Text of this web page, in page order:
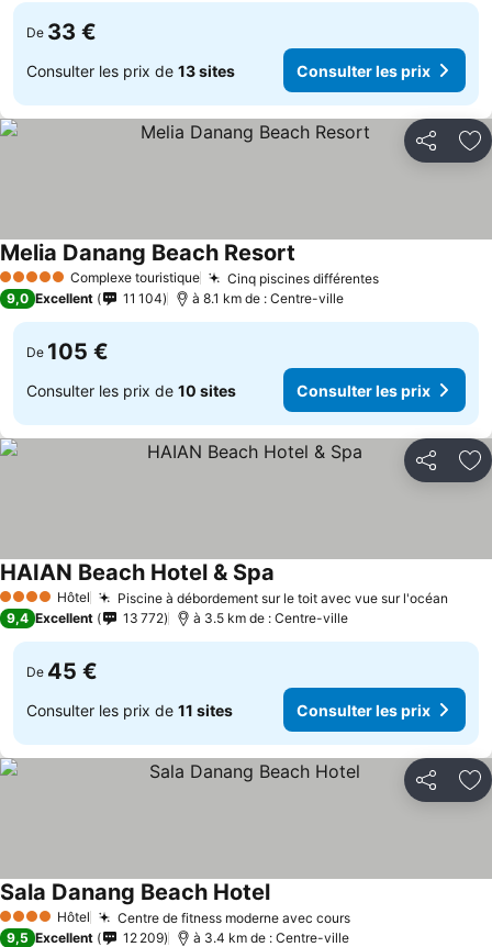
De 33 €
Consulter les prix de 13 sites Consulter les prix
Partager
5 Étoiles Complexe touristique Cinq piscines différentesConsulter
Melia Danang Beach Resort
9,0 Excellent 11 104 à 8.1 km de : Centre-ville
De 105 €
Consulter les prix de 10 sites Consulter les prix
Partager
4 Étoiles Hôtel Piscine à débordement sur le toit avec vue sur l'océan
HAIAN Beach Hotel & Spa
9,4 Excellent 13 772 à 3.5 km de : Centre-ville
De 45 €
Consulter les prix de 11 sites Consulter les prix
Partager
4 Étoiles Hôtel Centre de fitness moderne avec coursConsulter les
Sala Danang Beach HotelConsulter les prix
9,5 Excellent 12 209 à 3.4 km de : Centre-ville